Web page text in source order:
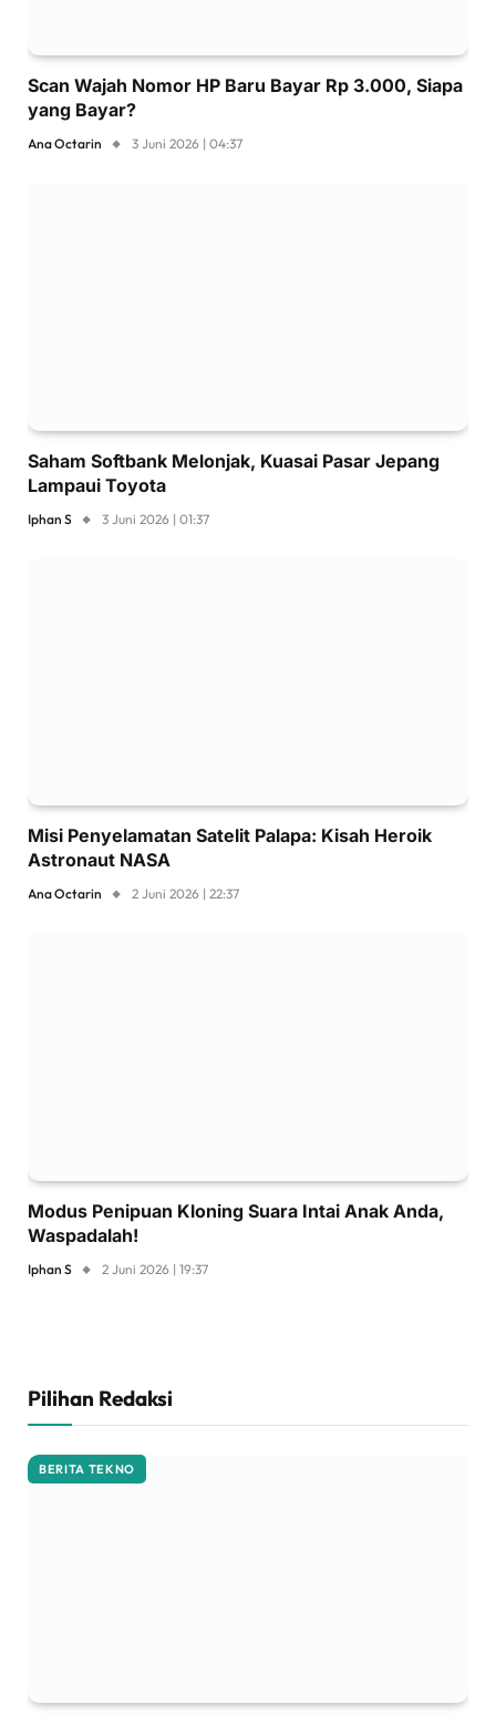
Scan Wajah Nomor HP Baru Bayar Rp 3.000, Siapa
yang Bayar?
Ana Octarin 3 Juni 2026 | 04:37
Saham Softbank Melonjak, Kuasai Pasar Jepang
Lampaui Toyota
Iphan S 3 Juni 2026 | 01:37
Misi Penyelamatan Satelit Palapa: Kisah Heroik
Astronaut NASA
Ana Octarin 2 Juni 2026 | 22:37
Modus Penipuan Kloning Suara Intai Anak Anda,
Waspadalah!
Iphan S 2 Juni 2026 | 19:37
Pilihan Redaksi
BERITA TEKNO